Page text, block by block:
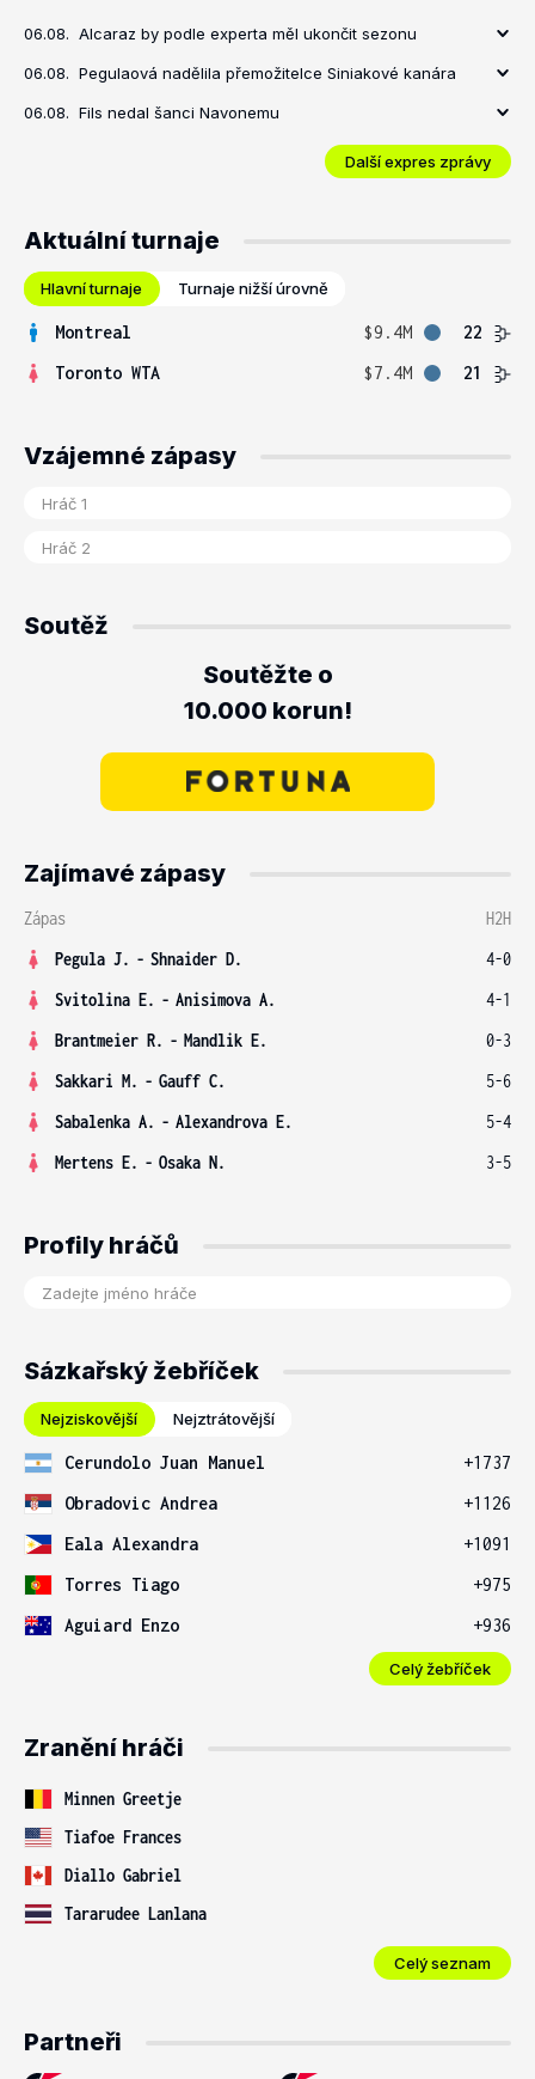
06.08. Alcaraz by podle experta měl ukončit sezonu
06.08. Pegulaová nadělila přemožitelce Siniakové kanára
06.08. Fils nedal šanci Navonemu
Další expres zprávy
Aktuální turnaje
Hlavní turnaje Turnaje nižší úrovně
Montreal $9.4M
22
Toronto WTA
$7.4M 21
Vzájemné zápasy
Soutěž
Soutěžte o
10.000 korun!
Zajímavé zápasy
Zápas
H2H
Pegula J. - Shnaider D.
4-0
Svitolina E. - Anisimova A.
4-1
Brantmeier R. - Mandlik E.
0-3
Sakkari M. - Gauff C.
5-6
Sabalenka A. - Alexandrova E.
5-4
Mertens E. - Osaka N. 3-5
Profily hráčů
Sázkařský žebříček
Nejziskovější Nejztrátovější
Cerundolo Juan Manuel
+1737
Obradovic Andrea
+1126
Eala Alexandra
+1091
Torres Tiago
+975
Aguiard Enzo
+936
Celý žebříček
Zranění hráči
Minnen Greetje
Tiafoe Frances
Diallo Gabriel
Tararudee Lanlana
Celý seznam
Partneři